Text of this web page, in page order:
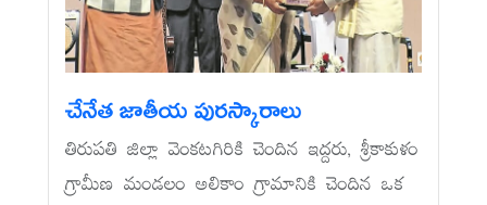
చేనేత జాతీయ పురస్కారాలు
తిరుపతి జిల్లా వెంకటగిరికి చెందిన ఇద్దరు, శ్రీకాకుళం
గ్రామీణ మండలం అలికాం గ్రామానికి చెందిన ఒక